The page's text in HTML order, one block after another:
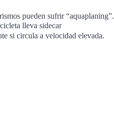
pueden sufrir “aquaplaning”.
lleva sidecar
si circula a velocidad elevada.